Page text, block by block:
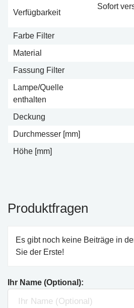
Verfügbarkeit
Sofort
Farbe Filter
Material
Fassung Filter
Lampe/Quelle
enthalten
Deckung
Durchmesser [mm]
Höhe [mm]
Produktfragen
Es gibt noch keine Beiträge in
Sie der Erste!
Ihr Name (Optional):